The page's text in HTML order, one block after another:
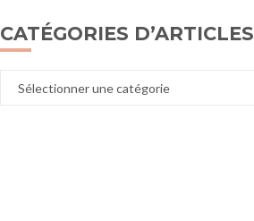
CATÉGORIES D’ARTICLES
d’articles